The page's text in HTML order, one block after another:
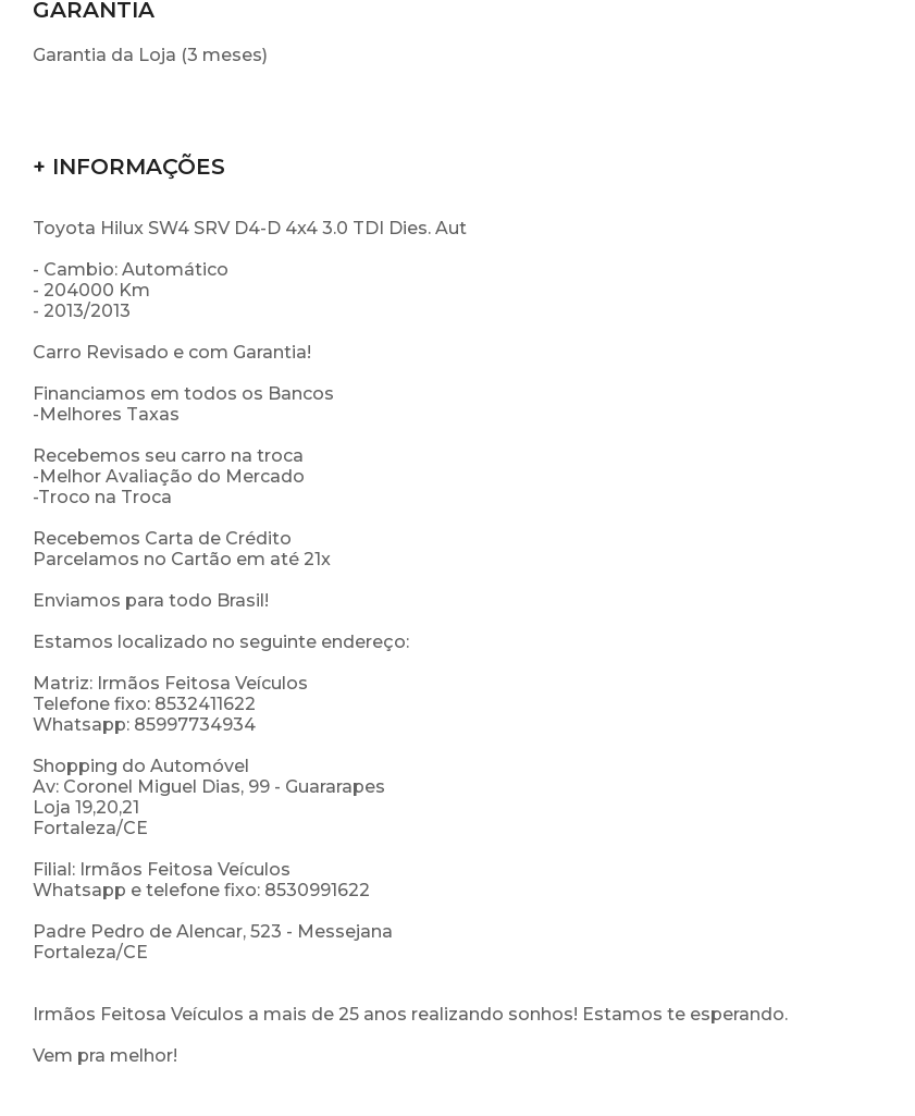
GARANTIA
Garantia da Loja (3 meses)
+ INFORMAÇÕES
Toyota Hilux SW4 SRV D4-D 4x4 3.0 TDI Dies. Aut
- Cambio: Automático
- 204000 Km
- 2013/2013
Carro Revisado e com Garantia!
Financiamos em todos os Bancos
-Melhores Taxas
Recebemos seu carro na troca
-Melhor Avaliação do Mercado
-Troco na Troca
Recebemos Carta de Crédito
Parcelamos no Cartão em até 21x
Enviamos para todo Brasil!
Estamos localizado no seguinte endereço:
Matriz: Irmãos Feitosa Veículos
Telefone fixo: 8532411622
Whatsapp: 85997734934
Shopping do Automóvel
Av: Coronel Miguel Dias, 99 - Guararapes
Loja 19,20,21
Fortaleza/CE
Filial: Irmãos Feitosa Veículos
Whatsapp e telefone fixo: 8530991622
Padre Pedro de Alencar, 523 - Messejana
Fortaleza/CE
Irmãos Feitosa Veículos a mais de 25 anos realizando sonhos! Estamos te esperando.